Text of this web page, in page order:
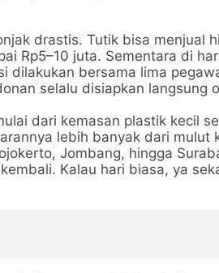
drastis. Tutik bisa menjual
Rp5–10 juta. Sementara di
dilakukan bersama lima
selalu disiapkan langsung
dari kemasan plastik kecil
lebih banyak dari mulut
Jombang, hingga
Kalau hari biasa, ya